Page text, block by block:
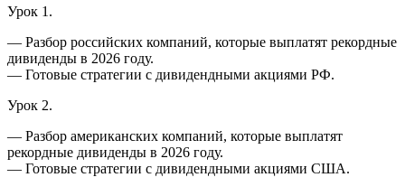
Урок 1.
— Разбор российских компаний, которые выплатят рекордные
дивиденды в 2026 году.
— Готовые стратегии с дивидендными акциями РФ.
Урок 2.
— Разбор американских компаний, которые выплатят
рекордные дивиденды в 2026 году.
— Готовые стратегии с дивидендными акциями США.